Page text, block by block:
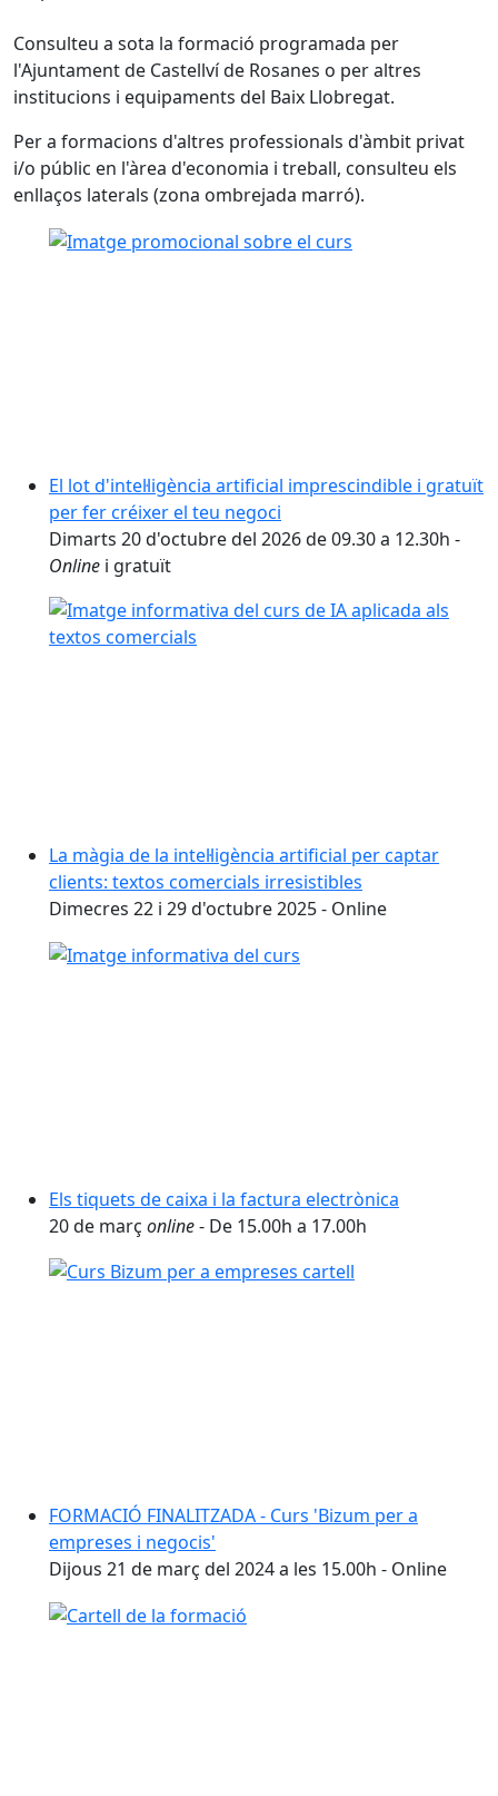
Consulteu a sota la formació programada per
l'Ajuntament de Castellví de Rosanes o per altres
institucions i equipaments del Baix Llobregat.
Per a formacions d'altres professionals d'àmbit privat
i/o públic en l'àrea d'economia i treball, consulteu els
enllaços laterals (zona ombrejada marró).
El lot d'intel·ligència artificial imprescindible i gratuït
per fer créixer el teu negoci
Dimarts 20 d'octubre del 2026 de 09.30 a 12.30h -
Online i gratuït
La màgia de la intel·ligència artificial per captar
clients: textos comercials irresistibles
Dimecres 22 i 29 d'octubre 2025 - Online
Els tiquets de caixa i la factura electrònica
20 de març online- De 15.00h a 17.00h
FORMACIÓ FINALITZADA - Curs 'Bizum per a
empreses i negocis'
Dijous 21 de març del 2024 a les 15.00h - Online